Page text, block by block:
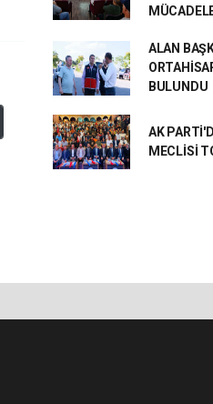
ALAN
BULUNDU
AK
MECLİSİ